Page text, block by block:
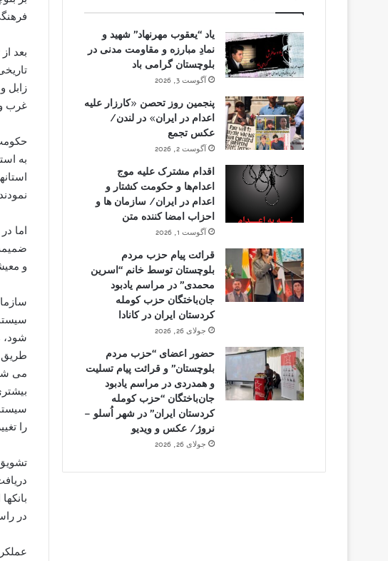
بعد
زابل
غرب و
به
و
شود،
طريق
می
را
در
یاد “یعقوب مهرنهاد” شهید و
نمادِ مبارزه و مقاومت مدنی در
بلوچستان گرامی باد
آگوست 3, 2026
پنجمین روز تحصن «کارزار علیه
اعدام در ایران» در لندن/
عکس تجمع
آگوست 2, 2026
اقدام مشترک علیه موج
اعدام‌ها و حکومت کشتار و
اعدام در ایران/ سازمان ها و
احزاب امضا کننده متن
آگوست 1, 2026
قرائت پیام حزب مردم
بلوچستان توسط خانم “اسرین
محمدی” در مراسم یادبود
جان‌باختگان حزب کومله
کردستان ایران در کانادا
جولای 26, 2026
حضور اعضای “حزب مردم
بلوچستان” و قرائت پیام تسلیت
و همدردی در مراسم یادبود
جان‌باختگان “حزب کومله
کردستان ایران” در شهر اُسلو –
نروژ/ عکس و ویدیو
جولای 26, 2026